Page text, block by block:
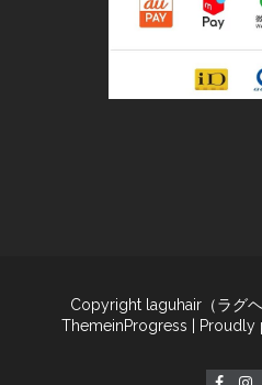
Copyright laguhair（ラグ
ThemeinProgress
|